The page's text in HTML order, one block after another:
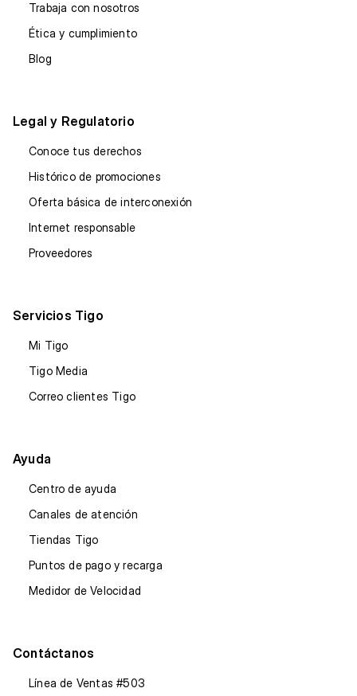
Trabaja con nosotros
Ética y cumplimiento
Blog
Legal y Regulatorio
Conoce tus derechos
Histórico de promociones
Oferta básica de interconexión
Internet responsable
Proveedores
Servicios Tigo
Mi Tigo
Tigo Media
Correo clientes Tigo
Ayuda
Centro de ayuda
Canales de atención
Tiendas Tigo
Puntos de pago y recarga
Medidor de Velocidad
Contáctanos
Línea de Ventas #503